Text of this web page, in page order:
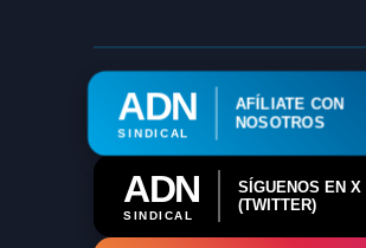
ADN
SINDICAL
AFÍLIATE CON
NOSOTROS
ADN
SINDICAL
SÍGUENOS EN X
(TWITTER)